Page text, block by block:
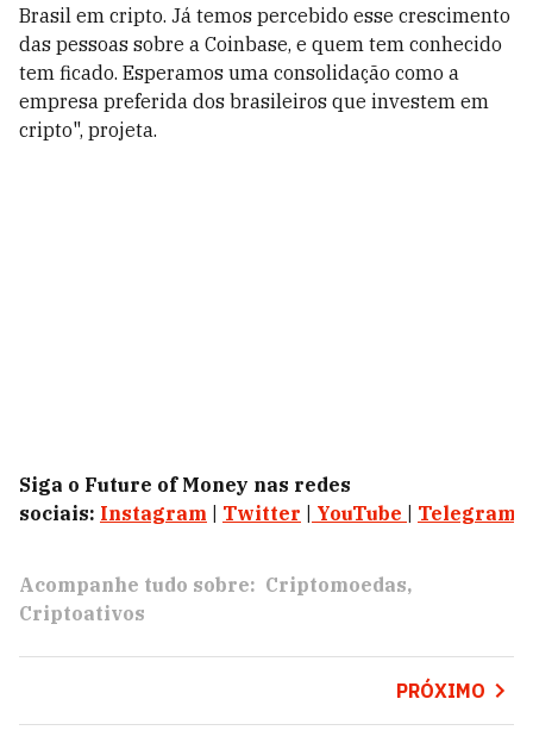
Brasil em cripto. Já temos percebido esse crescimento
das pessoas sobre a Coinbase, e quem tem conhecido
tem ficado. Esperamos uma consolidação como a
empresa preferida dos brasileiros que investem em
cripto", projeta.
Siga o Future of Money nas redes
sociais: Instagram Twitter YouTube Telegram
Acompanhe tudo sobre: Criptomoedas
Criptoativos
PRÓXIMO